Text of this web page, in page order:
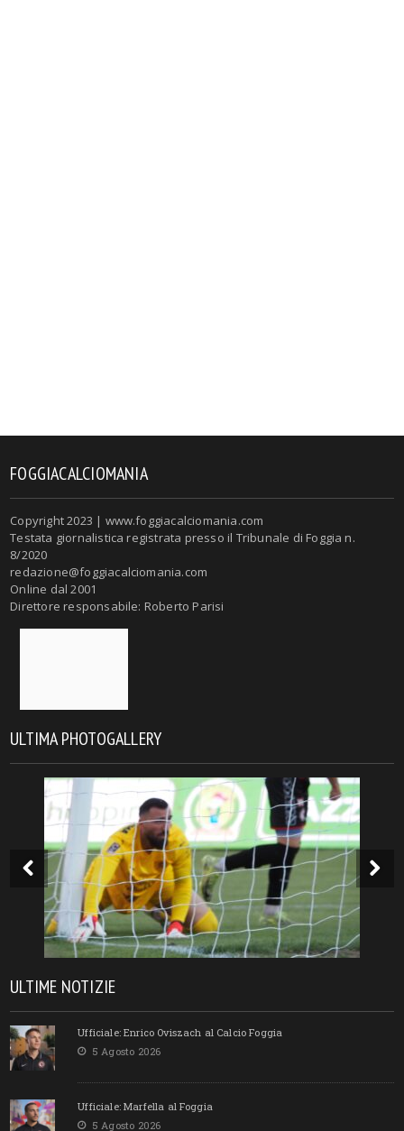
FOGGIACALCIOMANIA
Copyright 2023 | www.foggiacalciomania.com
Testata giornalistica registrata presso il Tribunale di Foggia n.
8/2020
redazione@foggiacalciomania.com
Online dal 2001
Direttore responsabile: Roberto Parisi
ULTIMA PHOTOGALLERY
ULTIME NOTIZIE
Ufficiale: Enrico Oviszach al Calcio Foggia
5 Agosto 2026
Ufficiale: Marfella al Foggia
5 Agosto 2026